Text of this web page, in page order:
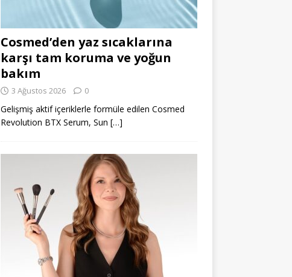
Cosmed’den yaz sıcaklarına
karşı tam koruma ve yoğun
bakım
3 Ağustos 2026 0
Gelişmiş aktif içeriklerle formüle edilen Cosmed
Revolution BTX Serum, Sun […]